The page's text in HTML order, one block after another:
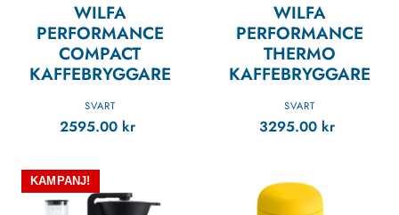
WILFA
PERFORMANCE
COMPACT
KAFFEBRYGGARE
SVART
2595.00 kr
WILFA
PERFORMANCE
THERMO
KAFFEBRYGGARE
SVART
3295.00 kr
KAMPANJ!